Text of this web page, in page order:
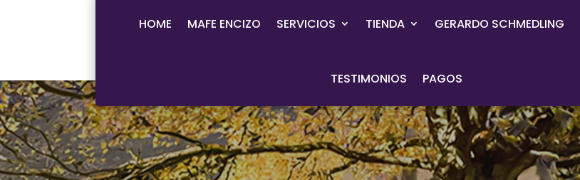
HOME MAFE ENCIZO SERVICIOS TIENDA GERARDO SCHMEDLING
TESTIMONIOS PAGOS